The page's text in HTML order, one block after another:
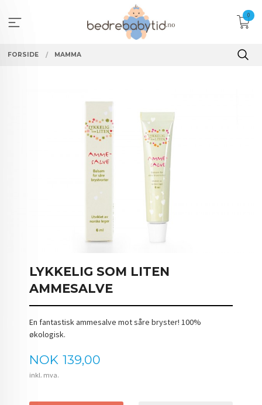
innholdet
0
FORSIDE MAMMA
LYKKELIG SOM LITEN
AMMESALVE
En fantastisk ammesalve mot såre bryster! 100%
økologisk.
Pris
NOK 139,00
inkl. mva.